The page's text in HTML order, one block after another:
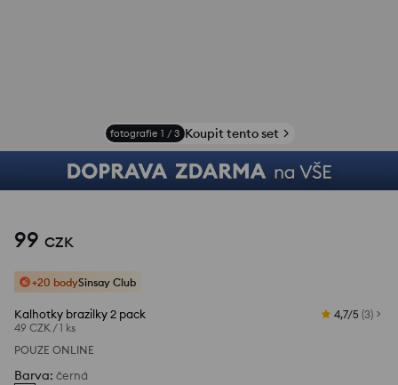
fotografie 1 / 3 Koupit tento set
99 CZK
+20 bodySinsay Club
Kalhotky brazilky 2 pack
49 CZK /1 ks
4,7/5 (3)
POUZE ONLINE
Barva: černá